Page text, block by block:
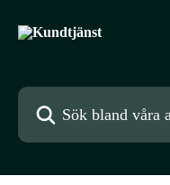
Sök bland våra artiklar …